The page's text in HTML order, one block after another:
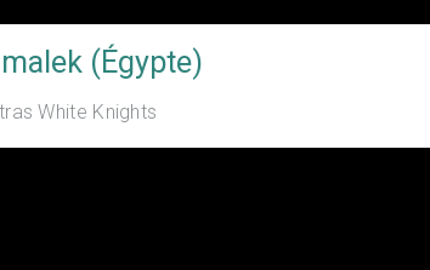
(Égypte)
White Knights